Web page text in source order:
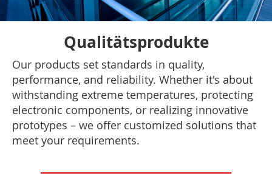
Qualitätsprodukte
Our products set standards in quality,
performance, and reliability. Whether it's about
withstanding extreme temperatures, protecting
electronic components, or realizing innovative
prototypes – we offer customized solutions that
meet your requirements.